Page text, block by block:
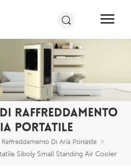
RAFFREDDAMENTO
PORTATILE
Di Aria Portatile
Siboly Small Standing Air Cooler